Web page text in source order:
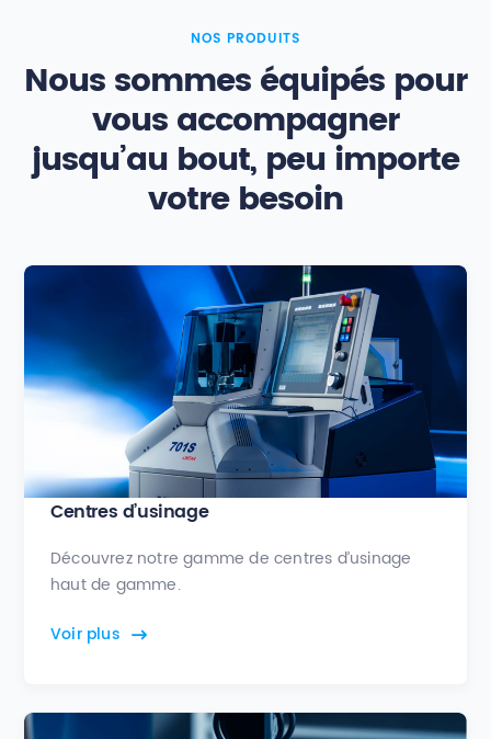
NOS PRODUITS
Nous sommes équipés pour
vous accompagner
jusqu’au bout, peu importe
votre besoin
Centres d’usinage
Découvrez notre gamme de centres d’usinage
haut de gamme.
Voir plus